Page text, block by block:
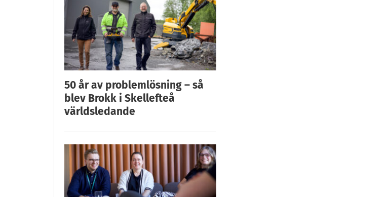
50 år av problemlösning – så
blev Brokk i Skellefteå
världsledande